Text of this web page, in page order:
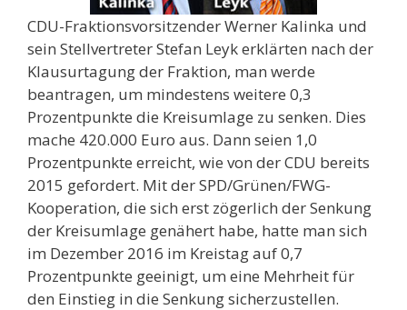
CDU-Fraktionsvorsitzender Werner Kalinka und
sein Stellvertreter Stefan Leyk erklärten nach der
Klausurtagung der Fraktion, man werde
beantragen, um mindestens weitere 0,3
Prozentpunkte die Kreisumlage zu senken. Dies
mache 420.000 Euro aus. Dann seien 1,0
Prozentpunkte erreicht, wie von der CDU bereits
2015 gefordert. Mit der SPD/Grünen/FWG-
Kooperation, die sich erst zögerlich der Senkung
der Kreisumlage genähert habe, hatte man sich
im Dezember 2016 im Kreistag auf 0,7
Prozentpunkte geeinigt, um eine Mehrheit für
den Einstieg in die Senkung sicherzustellen.